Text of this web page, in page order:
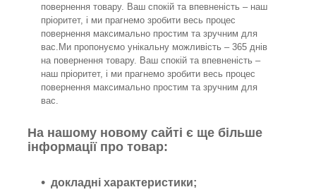
повернення товару. Ваш спокій та впевненість – наш
пріоритет, і ми прагнемо зробити весь процес
повернення максимально простим та зручним для
вас.Ми пропонуємо унікальну можливість – 365 днів
на повернення товару. Ваш спокій та впевненість –
наш пріоритет, і ми прагнемо зробити весь процес
повернення максимально простим та зручним для
вас.
На нашому новому сайті є ще більше
інформації про товар:
докладні характеристики;